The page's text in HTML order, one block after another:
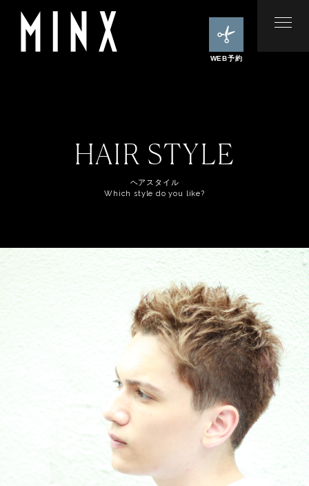
WEB予約
HAIR STYLE
ヘアスタイル
Which style do you like?